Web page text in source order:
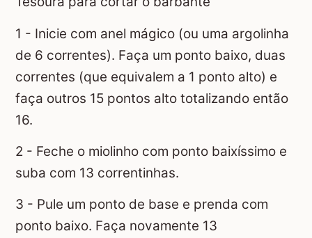
1 - Inicie com anel mágico (ou uma argolinha
de 6 correntes). Faça um ponto baixo, duas
correntes (que equivalem a 1 ponto alto) e
faça outros 15 pontos alto totalizando então
16.
2 - Feche o miolinho com ponto baixíssimo e
suba com 13 correntinhas.
3 - Pule um ponto de base e prenda com
ponto baixo. Faça novamente 13